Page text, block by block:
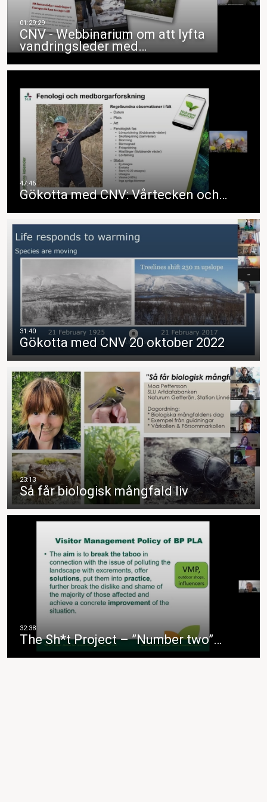
CNV - Webbinarium om att lyfta
vandringsleder med…
Gökotta med CNV: Vårtecken och…
Gökotta med CNV 20 oktober 2022
Så får biologisk mångfald liv
The Sh*t Project – ”Number two”…